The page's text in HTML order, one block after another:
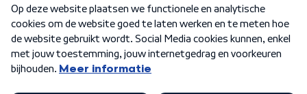
Algemene voorwaarden